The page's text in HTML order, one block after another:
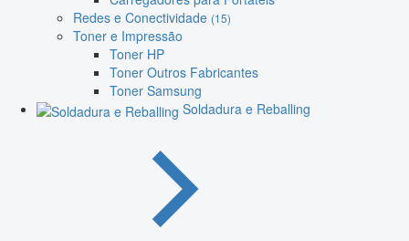
Redes e Conectividade (15)
Toner e Impressão
Toner HP
Toner Outros Fabricantes
Toner Samsung
Soldadura e Reballing